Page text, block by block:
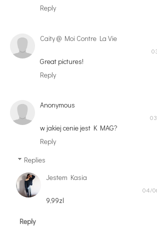
Reply
Caity @ Moi Contre La Vie
Great pictures!
Reply
Anonymous
w jakiej cenie jest K MAG?
Reply
Replies
Jestem Kasia
04/
9,99zl
Reply